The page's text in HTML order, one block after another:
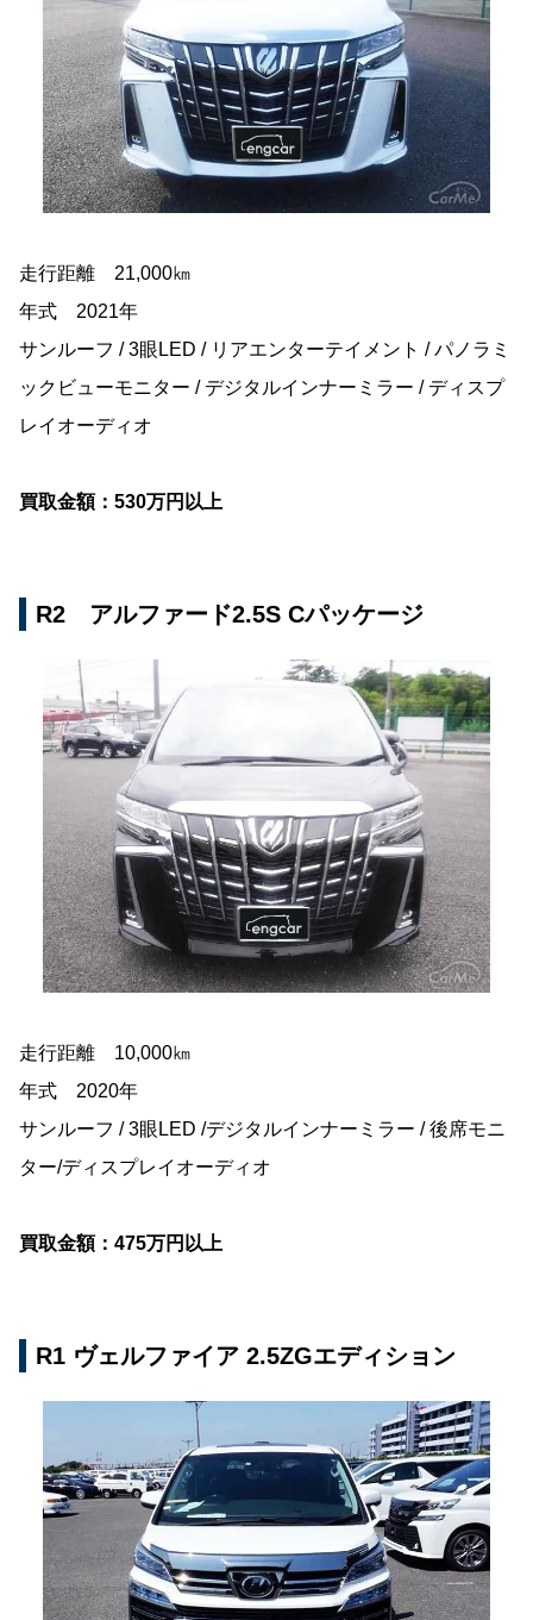
走行距離 21,000㎞
年式 2021年
サンルーフ / 3眼LED / リアエンターテイメント / パノラミ
ックビューモニター / デジタルインナーミラー / ディスプ
レイオーディオ
買取金額：530万円以上
R2 アルファード2.5S Cパッケージ
走行距離 10,000㎞
年式 2020年
サンルーフ / 3眼LED /デジタルインナーミラー / 後席モニ
ター/ディスプレイオーディオ
買取金額：475万円以上
R1 ヴェルファイア 2.5ZGエディション